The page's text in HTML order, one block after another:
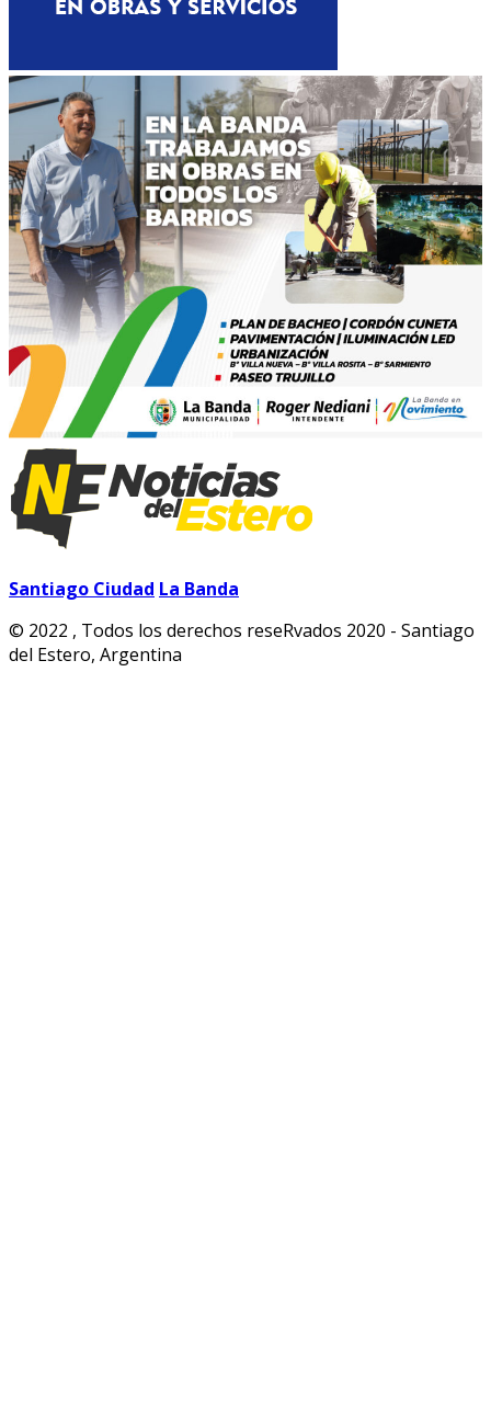
Santiago Ciudad La Banda
© 2022 , Todos los derechos reseRvados 2020 - Santiago
del Estero, Argentina